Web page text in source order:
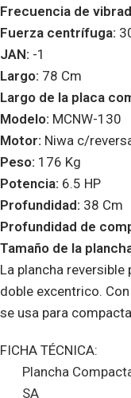
Frecuencia de
Fuerza centrífuga:
JAN: -1
Largo: 78 Cm
Largo de la placa
Modelo: MCNW-130
Motor: Niwa c/
Peso: 176 Kg
Potencia: 6.5 HP
Profundidad: 38 Cm
Profundidad de
Tamaño de la
La plancha
doble excentrico.
se usa para
FICHA TÉCNICA:
Plancha
SA